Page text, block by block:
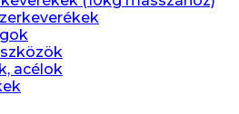
acélok